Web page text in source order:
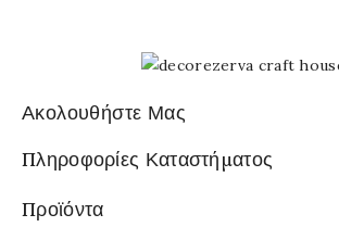
Ακολουθήστε Μας
Πληροφορίες Καταστήματος
Προϊόντα